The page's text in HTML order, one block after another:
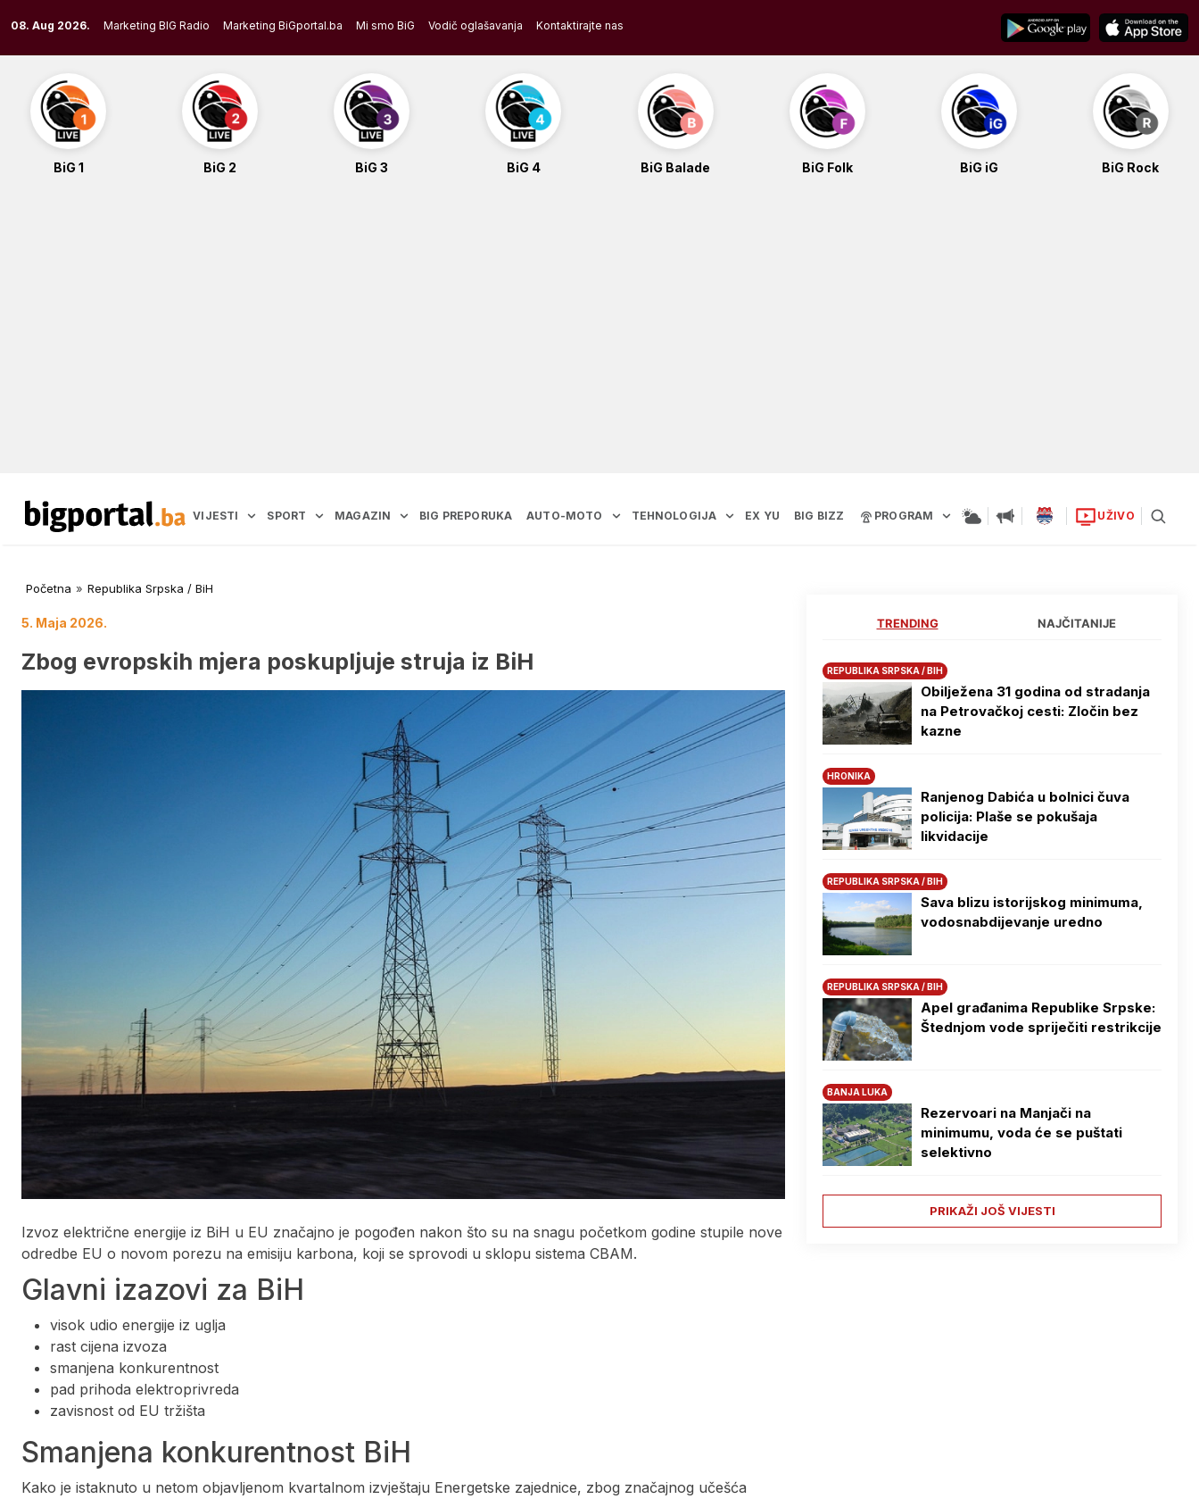
to
content
08. Aug 2026. Marketing BIG Radio Marketing BiGportal.ba Mi smo BiG Vodič oglašavanja Kontaktirajte nas
BiG 1 BiG 2 BiG 3 BiG 4 BiG Balade BiG Folk BiG iG BiG Rock
VIJESTI SPORT MAGAZIN BIG PREPORUKA AUTO-MOTO TEHNOLOGIJA EX YU BIG BIZZ PROGRAM UŽIVO
Početna » Republika Srpska / BiH
5. Maja 2026.
Zbog evropskih mjera poskupljuje struja iz BiH
Izvoz električne energije iz BiH u EU značajno je pogođen nakon što su na snagu početkom godine stupile nove
odredbe EU o novom porezu na emisiju karbona, koji se sprovodi u sklopu sistema CBAM.
Glavni izazovi za BiH
visok udio energije iz uglja
rast cijena izvoza
smanjena konkurentnost
pad prihoda elektroprivreda
zavisnost od EU tržišta
Smanjena konkurentnost BiH
Kako je istaknuto u netom objavljenom kvartalnom izvještaju Energetske zajednice, zbog značajnog učešća
TRENDING NAJČITANIJE
REPUBLIKA SRPSKA / BIH
Obilježena 31 godina od stradanja
na Petrovačkoj cesti: Zločin bez
kazne
HRONIKA
Ranjenog Dabića u bolnici čuva
policija: Plaše se pokušaja
likvidacije
REPUBLIKA SRPSKA / BIH
Sava blizu istorijskog minimuma,
vodosnabdijevanje uredno
REPUBLIKA SRPSKA / BIH
Apel građanima Republike Srpske:
Štednjom vode spriječiti restrikcije
BANJA LUKA
Rezervoari na Manjači na
minimumu, voda će se puštati
selektivno
PRIKAŽI JOŠ VIJESTI